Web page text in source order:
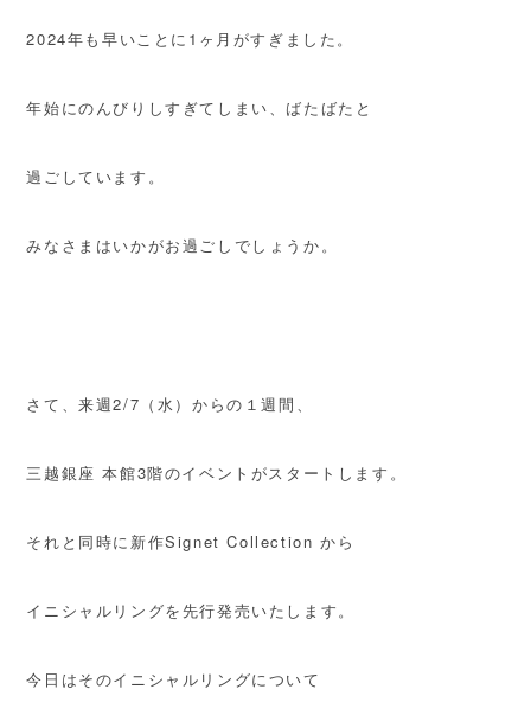
2024年も早いことに1ヶ月がすぎました。
年始にのんびりしすぎてしまい、ばたばたと
過ごしています。
みなさまはいかがお過ごしでしょうか。
さて、来週2/7（水）からの１週間、
三越銀座 本館3階のイベントがスタートします。
それと同時に新作Signet Collection から
イニシャルリングを先行発売いたします。
今日はそのイニシャルリングについて